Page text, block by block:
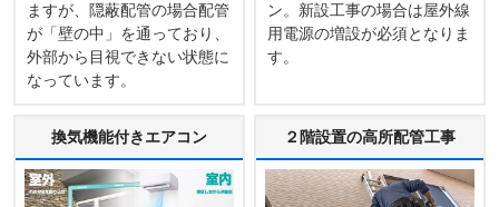
ますが、隠蔽配管の場合配管
が「壁の中」を通っており、
外部から目視できない状態に
なっています。
ン。新設工事の場合は屋外線
用電源の増設が必須となりま
す。
換気機能付きエアコン ２階設置の高所配管工事